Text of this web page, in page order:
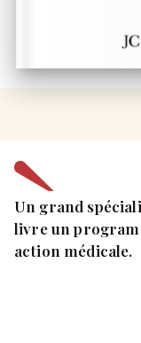
Un grand
livre un
action médicale.